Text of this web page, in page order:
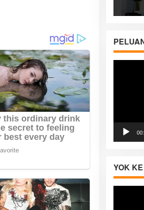
YOK